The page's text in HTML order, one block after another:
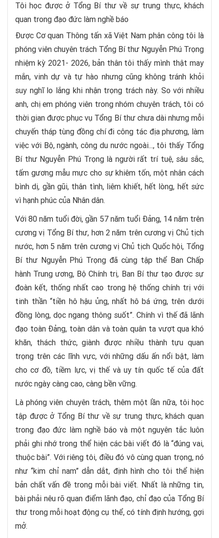
Tôi học được ở Tổng Bí thư về sự trung thực, khách
quan trong đạo đức làm nghề báo
Được Cơ quan Thông tấn xã Việt Nam phân công tôi là
phóng viên chuyên trách Tổng Bí thư Nguyễn Phú Trọng
nhiệm kỳ 2021- 2026, bản thân tôi thấy mình thật may
mắn, vinh dự và tự hào nhưng cũng không tránh khỏi
suy nghĩ lo lắng khi nhận trọng trách này. So với nhiều
anh, chị em phóng viên trong nhóm chuyên trách, tôi có
thời gian được phục vụ Tổng Bí thư chưa dài nhưng mỗi
chuyến tháp tùng đồng chí đi công tác địa phương, làm
việc với Bộ, ngành, công du nước ngoài..., tôi thấy Tổng
Bí thư Nguyễn Phú Trọng là người rất trí tuệ, sâu sắc,
tấm gương mẫu mực cho sự khiêm tốn, một nhân cách
bình dị, gần gũi, thân tình, liêm khiết, hết lòng, hết sức
vì hạnh phúc của Nhân dân.
Với 80 năm tuổi đời, gần 57 năm tuổi Đảng, 14 năm trên
cương vị Tổng Bí thư, hơn 2 năm trên cương vị Chủ tịch
nước, hơn 5 năm trên cương vị Chủ tịch Quốc hội, Tổng
Bí thư Nguyễn Phú Trọng đã cùng tập thể Ban Chấp
hành Trung ương, Bộ Chính trị, Ban Bí thư tạo được sự
đoàn kết, thống nhất cao trong hệ thống chính trị với
tinh thần “tiền hô hậu ủng, nhất hô bá ứng, trên dưới
đồng lòng, dọc ngang thông suốt”. Chính vì thế đã lãnh
đạo toàn Đảng, toàn dân và toàn quân ta vượt qua khó
khăn, thách thức, giành được nhiều thành tựu quan
trọng trên các lĩnh vực, với những dấu ấn nổi bật, làm
cho cơ đồ, tiềm lực, vị thế và uy tín quốc tế của đất
nước ngày càng cao, càng bền vững.
Là phóng viên chuyên trách, thêm một lần nữa, tôi học
tập được ở Tổng Bí thư về sự trung thực, khách quan
trong đạo đức làm nghề báo và một nguyên tắc luôn
phải ghi nhớ trong thể hiện các bài viết đó là “đúng vai,
thuộc bài”. Với riêng tôi, điều đó vô cùng quan trọng, nó
như “kim chỉ nam” dẫn dắt, định hình cho tôi thể hiện
bản chất vấn đề trong mỗi bài viết. Nhất là những tin,
bài phải nêu rõ quan điểm lãnh đạo, chỉ đạo của Tổng Bí
thư trong mỗi hoạt động cụ thể, có tính định hướng, gợi
mở.